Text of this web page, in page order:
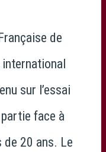
de
international
sur l’essai
face à
de 20 ans. Le